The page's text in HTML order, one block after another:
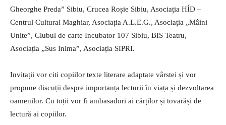
Gheorghe Preda” Sibiu, Crucea Roșie Sibiu, Asociația HÍD –
Centrul Cultural Maghiar, Asociația A.L.E.G., Asociația „Mâini
Unite”, Clubul de carte Incubator 107 Sibiu, BIS Teatru,
Asociația „Sus Inima”, Asociația SIPRI.
Invitații vor citi copiilor texte literare adaptate vârstei și vor
propune discuții despre importanța lecturii în viața și dezvoltarea
oamenilor. Cu toții vor fi ambasadori ai cărților și tovarăși de
lectură ai copiilor.